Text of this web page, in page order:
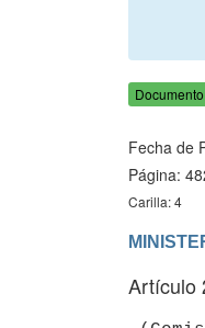
Fecha de
Página:
Carilla: 4
Artículo